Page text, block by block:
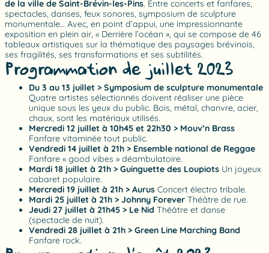
de la ville de Saint-Brévin-les-Pins. Entre concerts et fanfares,
spectacles, danses, feux sonores, symposium de sculpture
monumentale… Avec, en point d’appui, une impressionnante
exposition en plein air, « Derrière l’océan », qui se compose de 46
tableaux artistiques sur la thématique des paysages brévinois,
ses fragilités, ses transformations et ses subtilités.
Programmation de juillet 2023
Du 3 au 13 juillet > Symposium de sculpture monumentale
Quatre artistes sélectionnés doivent réaliser une pièce
unique sous les yeux du public. Bois, métal, chanvre, acier,
chaux, sont les matériaux utilisés.
Mercredi 12 juillet à 10h45 et 22h30 > Mouv’n Brass
Fanfare vitaminée tout public.
Vendredi 14 juillet à 21h > Ensemble national de Reggae
Fanfare « good vibes » déambulatoire.
Mardi 18 juillet à 21h > Guinguette des Loupiots Un joyeux
cabaret populaire.
Mercredi 19 juillet à 21h > Aurus Concert électro tribale.
Mardi 25 juillet à 21h > Johnny Forever Théâtre de rue.
Jeudi 27 juillet à 21h45 > Le Nid Théâtre et danse
(spectacle de nuit).
Vendredi 28 juillet à 21h > Green Line Marching Band
Fanfare rock.